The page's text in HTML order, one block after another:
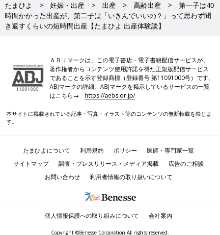
たまひよ 妊娠・出産 出産 高齢出産
第一子は40
時間かかった出産が、第二子は「いきんでいいの？」って思わず聞
き返すくらいの短時間出産【たまひよ 出産体験談】
ＡＢＪマークは、この電子書店・電子書籍配信サービスが、
著作権者からコンテンツ使用許諾を得た正規版配信サービス
であることを示す登録商標（登録番号 第11091000号）です。
ABJマークの詳細、ABJマークを掲示しているサービスの一覧
はこちら→https://aebs.or.jp/
本サイトに掲載されている記事・写真・イラスト等のコンテンツの無断転載を禁じま
す。
たまひよについて 利用規約 ポリシー
医師・専門家一覧
サイトマップ
調査・プレスリリース・メディア掲載
広告のご相談
お問い合わせ
利用者情報の取り扱いについて
個人情報保護への取り組みについて 会社案内
Copyright ©Benesse Corporation All rights reserved.